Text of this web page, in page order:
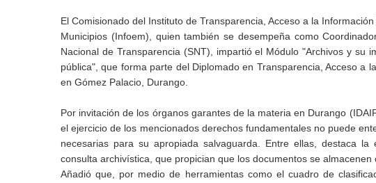
El Comisionado del Instituto de Transparencia, Acceso a la
Municipios (Infoem), quien también se desempeña como
Nacional de Transparencia (SNT), impartió el Módulo "Archivos y su
pública", que forma parte del Diplomado en Transparencia, Acceso a
en Gómez Palacio, Durango.
Por invitación de los órganos garantes de la materia en Durango
el ejercicio de los mencionados derechos fundamentales no puede
necesarias para su apropiada salvaguarda. Entre ellas, destaca
consulta archivística, que propician que los documentos se almacenen
Añadió que, por medio de herramientas como el cuadro de